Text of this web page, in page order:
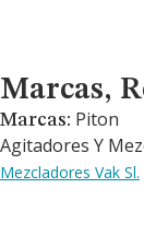
Marcas, Rótulos
Marcas,
Marcas: Piton
Agitadores Y
Mezcladores Vak Sl.